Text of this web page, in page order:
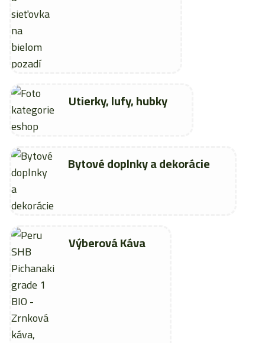
Utierky, lufy, hubky
Bytové doplnky a dekorácie
Výberová Káva